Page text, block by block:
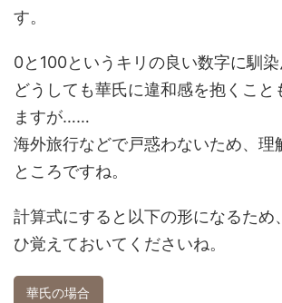
す。
0と100というキリの良い数字に馴染
どうしても華氏に違和感を抱くこと
ますが……
海外旅行などで戸惑わないため、理
ところですね。
計算式にすると以下の形になるため
ひ覚えておいてくださいね。
華氏の場合